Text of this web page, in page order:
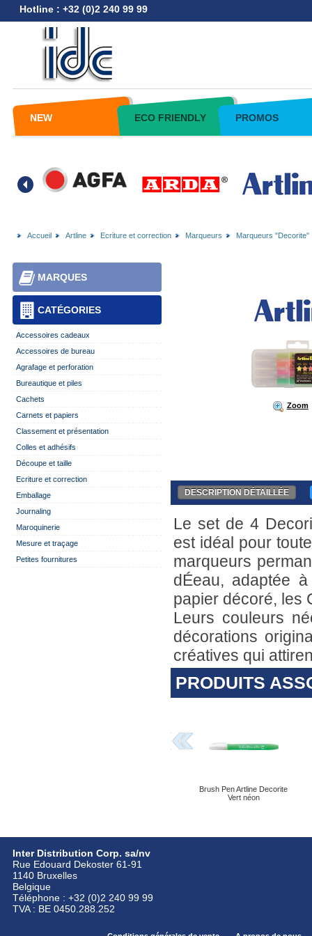
Hotline : +32 (0)2 240 99 99
NEW ECO FRIENDLY PROMOS
Accueil Artline Ecriture et correction Marqueurs Marqueurs "Decorite"
CATÉGORIES
MARQUES
Accessoires cadeaux
Accessoires de bureau
Agrafage et perforation
Bureautique et piles
Cachets
Carnets et papiers
Classement et présentation
Colles et adhésifs
Découpe et taille
Ecriture et correction
Emballage
Journaling
Maroquinerie
Mesure et traçage
Petites fournitures
Zoom
DESCRIPTION DÉTAILLÉE
Le set de 4
est idéal pour
marqueurs
dÉeau, adaptée
papier décoré, les
Leurs couleurs
décorations
créatives qui
PRODUITS
Brush Pen Artline Decorite
Vert néon
Inter Distribution Corp. sa/nv
Rue Edouard Dekoster 61-91
1140 Bruxelles
Belgique
Téléphone : +32 (0)2 240 99 99
TVA : BE 0450.288.252